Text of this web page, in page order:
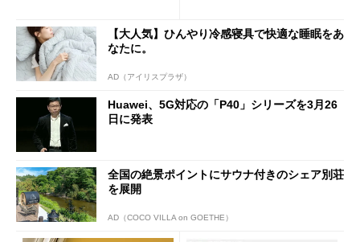
【大人気】ひんやり冷感寝具で快適な睡眠をあ
なたに。
AD（アイリスプラザ）
Huawei、5G対応の「P40」シリーズを3月26
日に発表
全国の絶景ポイントにサウナ付きのシェア別荘
を展開
AD（COCO VILLA on GOETHE）